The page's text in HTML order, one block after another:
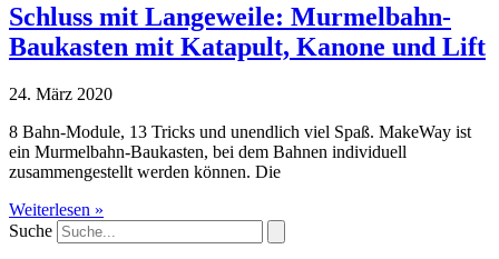
Schluss mit Langeweile: Murmelbahn-
Baukasten mit Katapult, Kanone und Lift
24. März 2020
8 Bahn-Module, 13 Tricks und unendlich viel Spaß. MakeWay ist
ein Murmelbahn-Baukasten, bei dem Bahnen individuell
zusammengestellt werden können. Die
Weiterlesen »
Suche